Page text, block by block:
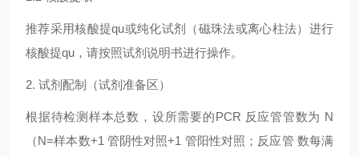
推荐采用核酸提qu或纯化试剂（磁珠法或离心柱法）进行
核酸提qu，请按照试剂说明书进行操作。
2. 试剂配制（试剂准备区）
根据待检测样本总数，设所需要的PCR 反应管管数为 N
（N=样本数+1 管阴性对照+1 管阳性对照；反应管 数每满